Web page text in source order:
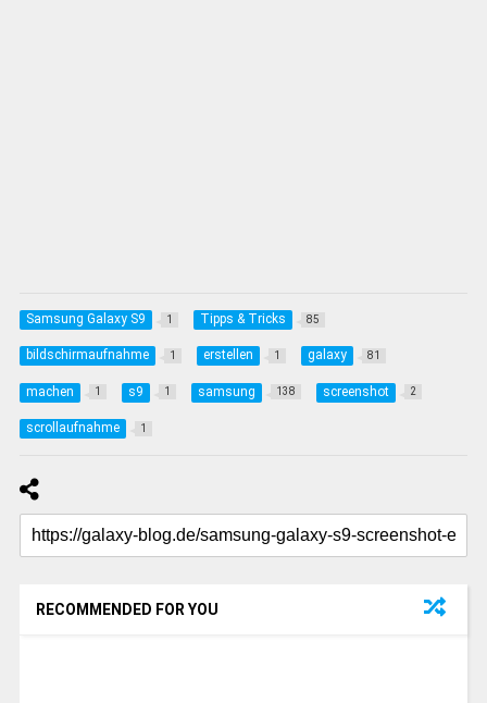
Samsung Galaxy S9 1 Tipps & Tricks 85
bildschirmaufnahme 1 erstellen 1 galaxy 81
machen 1 s9 1 samsung 138 screenshot 2
scrollaufnahme 1
RECOMMENDED FOR YOU